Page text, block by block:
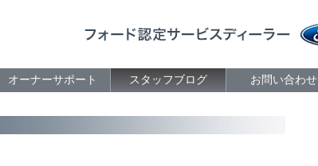
オーナーサポート スタッフブログ お問い合わせ